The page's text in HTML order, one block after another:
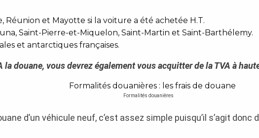
Réunion et Mayotte si la voiture a été achetée H.T.
Saint-Pierre-et-Miquelon, Saint-Martin et Saint-Barthélemy.
et antarctiques françaises.
la douane, vous devrez également vous acquitter de la TVA à
Formalités douanières
d’un véhicule neuf, c’est assez simple puisqu’il s’agit donc